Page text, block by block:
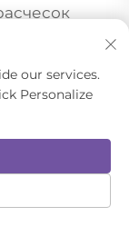
что
our services.
Personalize